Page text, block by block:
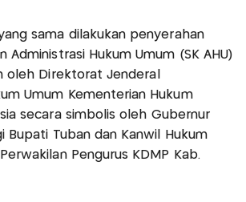
sama dilakukan penyerahan
Administrasi Hukum Umum (SK AHU)
oleh Direktorat Jenderal
Umum Kementerian Hukum
secara simbolis oleh Gubernur
Bupati Tuban dan Kanwil Hukum
Pengurus KDMP Kab.